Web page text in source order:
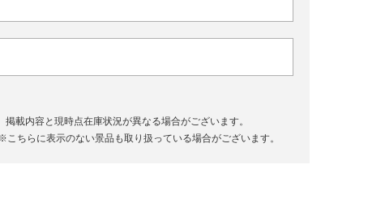
載内容と現時点在庫状況が異なる場合がございます。
こちらに表示のない景品も取り扱っている場合がございます。